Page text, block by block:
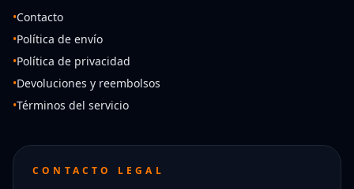
•Contacto
•Política de envío
•Política de privacidad
•Devoluciones y reembolsos
•Términos del servicio
CONTACTO LEGAL